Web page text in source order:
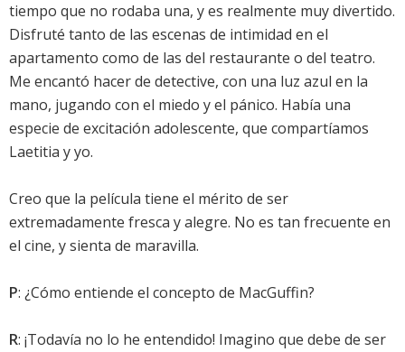
tiempo que no rodaba una, y es realmente muy divertido.
Disfruté tanto de las escenas de intimidad en el
apartamento como de las del restaurante o del teatro.
Me encantó hacer de detective, con una luz azul en la
mano, jugando con el miedo y el pánico. Había una
especie de excitación adolescente, que compartíamos
Laetitia y yo.
Creo que la película tiene el mérito de ser
extremadamente fresca y alegre. No es tan frecuente en
el cine, y sienta de maravilla.
P: ¿Cómo entiende el concepto de MacGuffin?
R: ¡Todavía no lo he entendido! Imagino que debe de ser